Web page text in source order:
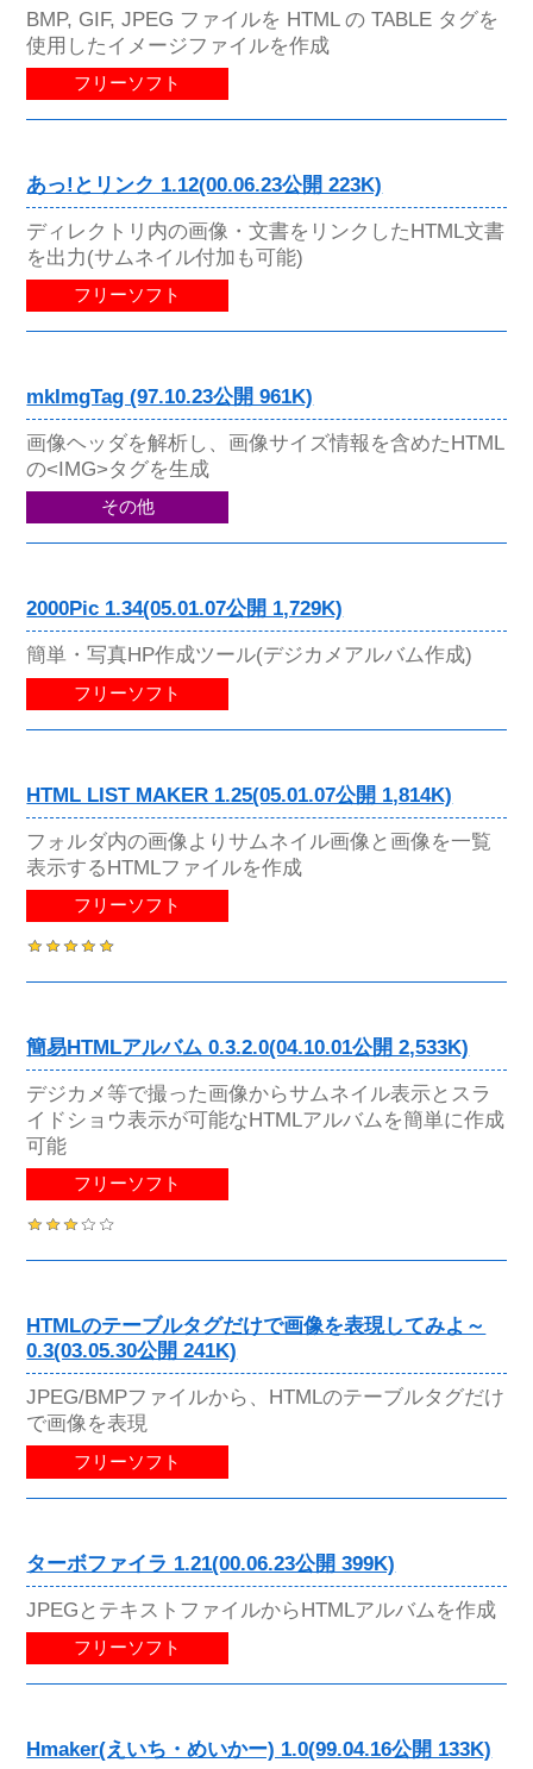
BMP, GIF, JPEG ファイルを HTML の TABLE タグを
使用したイメージファイルを作成
フリーソフト
あっ!とリンク 1.12(00.06.23公開 223K)
ディレクトリ内の画像・文書をリンクしたHTML文書
を出力(サムネイル付加も可能)
フリーソフト
mkImgTag (97.10.23公開 961K)
画像ヘッダを解析し、画像サイズ情報を含めたHTML
の<IMG>タグを生成
その他
2000Pic 1.34(05.01.07公開 1,729K)
簡単・写真HP作成ツール(デジカメアルバム作成)
フリーソフト
HTML LIST MAKER 1.25(05.01.07公開 1,814K)
フォルダ内の画像よりサムネイル画像と画像を一覧
表示するHTMLファイルを作成
フリーソフト
簡易HTMLアルバム 0.3.2.0(04.10.01公開 2,533K)
デジカメ等で撮った画像からサムネイル表示とスラ
イドショウ表示が可能なHTMLアルバムを簡単に作成
可能
フリーソフト
HTMLのテーブルタグだけで画像を表現してみよ～
0.3(03.05.30公開 241K)
JPEG/BMPファイルから、HTMLのテーブルタグだけ
で画像を表現
フリーソフト
ターボファイラ 1.21(00.06.23公開 399K)
JPEGとテキストファイルからHTMLアルバムを作成
フリーソフト
Hmaker(えいち・めいかー) 1.0(99.04.16公開 133K)